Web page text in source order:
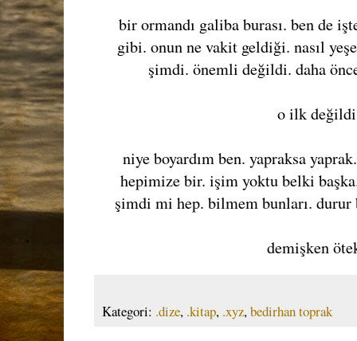
bir ormandı galiba burası. ben de
gibi. onun ne vakit geldiği. nasıl
şimdi. önemli değildi. daha
o ilk
niye boyardım ben. yapraksa
hepimize bir. işim yoktu belki
şimdi mi hep. bilmem bunları.
demişken
Kategori: .dize, .kitap, .xyz,bedirhan toprak